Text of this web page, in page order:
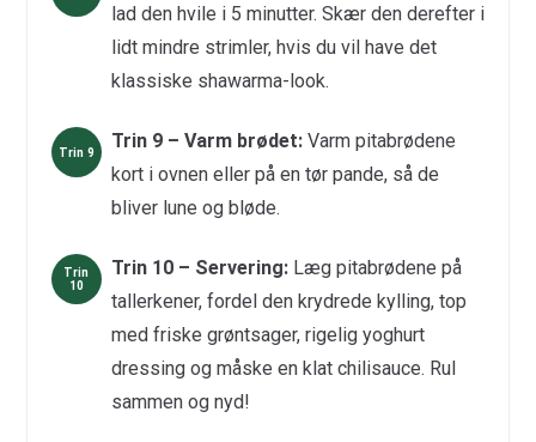
lad den hvile i 5 minutter. Skær den derefter i
lidt mindre strimler, hvis du vil have det
klassiske shawarma-look.
Trin 9 – Varm brødet:Varm pitabrødene
kort i ovnen eller på en tør pande, så de
bliver lune og bløde.
Trin 10 – Servering:Læg pitabrødene på
tallerkener, fordel den krydrede kylling, top
med friske grøntsager, rigelig yoghurt
dressing og måske en klat chilisauce. Rul
sammen og nyd!